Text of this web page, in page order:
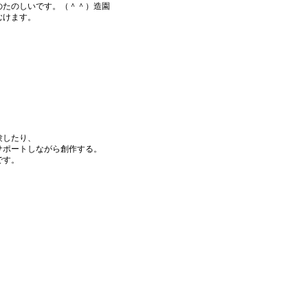
のしいです。（＾＾）造園
ます。
たり、
ートしながら創作する。
。